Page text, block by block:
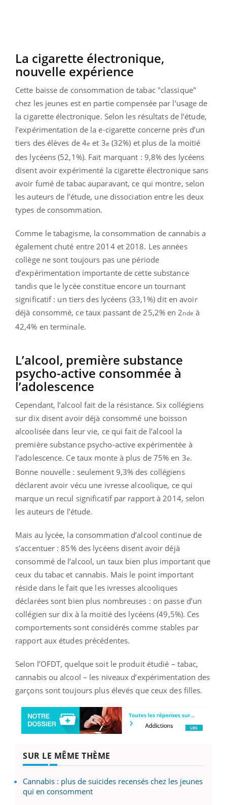
La cigarette électronique,
nouvelle expérience
Cette baisse de consommation de tabac "classique"
chez les jeunes est en partie compensée par l’usage de
la cigarette électronique. Selon les résultats de l’étude,
l’expérimentation de la e-cigarette concerne près d’un
tiers des élèves de 4e et 3e (32%) et plus de la moitié
des lycéens (52,1%). Fait marquant : 9,8% des lycéens
disent avoir expérimenté la cigarette électronique sans
avoir fumé de tabac auparavant, ce qui montre, selon
les auteurs de l’étude, une dissociation entre les deux
types de consommation.
Comme le tabagisme, la consommation de cannabis a
également chuté entre 2014 et 2018. Les années
collège ne sont toujours pas une période
d’expérimentation importante de cette substance
tandis que le lycée constitue encore un tournant
significatif : un tiers des lycéens (33,1%) dit en avoir
déjà consommé, ce taux passant de 25,2% en 2nde à
42,4% en terminale.
L’alcool, première substance
psycho-active consommée à
l’adolescence
Cependant, l’alcool fait de la résistance. Six collégiens
sur dix disent avoir déjà consommé une boisson
alcoolisée dans leur vie, ce qui fait de l’alcool la
première substance psycho-active expérimentée à
l’adolescence. Ce taux monte à plus de 75% en 3e.
Bonne nouvelle : seulement 9,3% des collégiens
déclarent avoir vécu une ivresse alcoolique, ce qui
marque un recul significatif par rapport à 2014, selon
les auteurs de l’étude.
Mais au lycée, la consommation d’alcool continue de
s'accentuer : 85% des lycéens disent avoir déjà
consommé de l’alcool, un taux bien plus important que
ceux du tabac et cannabis. Mais le point important
réside dans le fait que les ivresses alcooliques
déclarées sont bien plus nombreuses : on passe d’un
collégien sur dix à la moitié des lycéens (49,5%). Ces
comportements sont considérés comme stables par
rapport aux études précédentes.
Selon l’OFDT, quelque soit le produit étudié – tabac,
cannabis ou alcool – les niveaux d’expérimentation des
garçons sont toujours plus élevés que ceux des filles.
SUR LE MÊME THÈME
Cannabis : plus de suicides recensés chez les jeunes
qui en consomment